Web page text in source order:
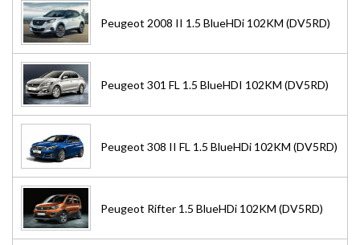
Peugeot 2008 II 1.5 BlueHDi 102KM (DV5RD)
Peugeot 301 FL 1.5 BlueHDI 102KM (DV5RD)
Peugeot 308 II FL 1.5 BlueHDi 102KM (DV5RD)
Peugeot Rifter 1.5 BlueHDi 102KM (DV5RD)